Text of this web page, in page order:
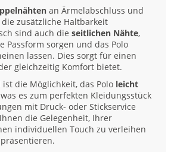
an Ärmelabschluss und
zusätzliche Haltbarkeit
sind auch dieseitlichen Nähte,
Passform sorgen und das Polo
lassen. Dies sorgt für einen
gleichzeitig Komfort bietet.
die Möglichkeit, das Polo leicht
es zum perfekten Kleidungsstück
mit Druck- oder Stickservice
die Gelegenheit, Ihrer
individuellen Touch zu verleihen